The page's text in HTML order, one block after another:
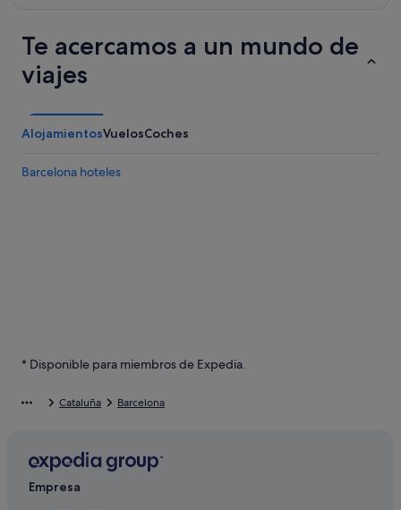
Te acercamos a un mundo de
viajes
AlojamientosVuelosCoches
Barcelona hoteles
* Disponible para miembros de Expedia.
Cataluña Barcelona
Empresa